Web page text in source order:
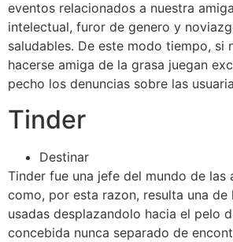
eventos relacionados a nuestra
intelectual, furor de genero y
saludables. De este modo tiempo, si
hacerse amiga de la grasa juegan
pecho los denuncias sobre las
Tinder
Destinar
Tinder fue una jefe del mundo de
como, por esta razon, resulta una de
usadas desplazandolo hacia el pelo
concebida nunca separado de